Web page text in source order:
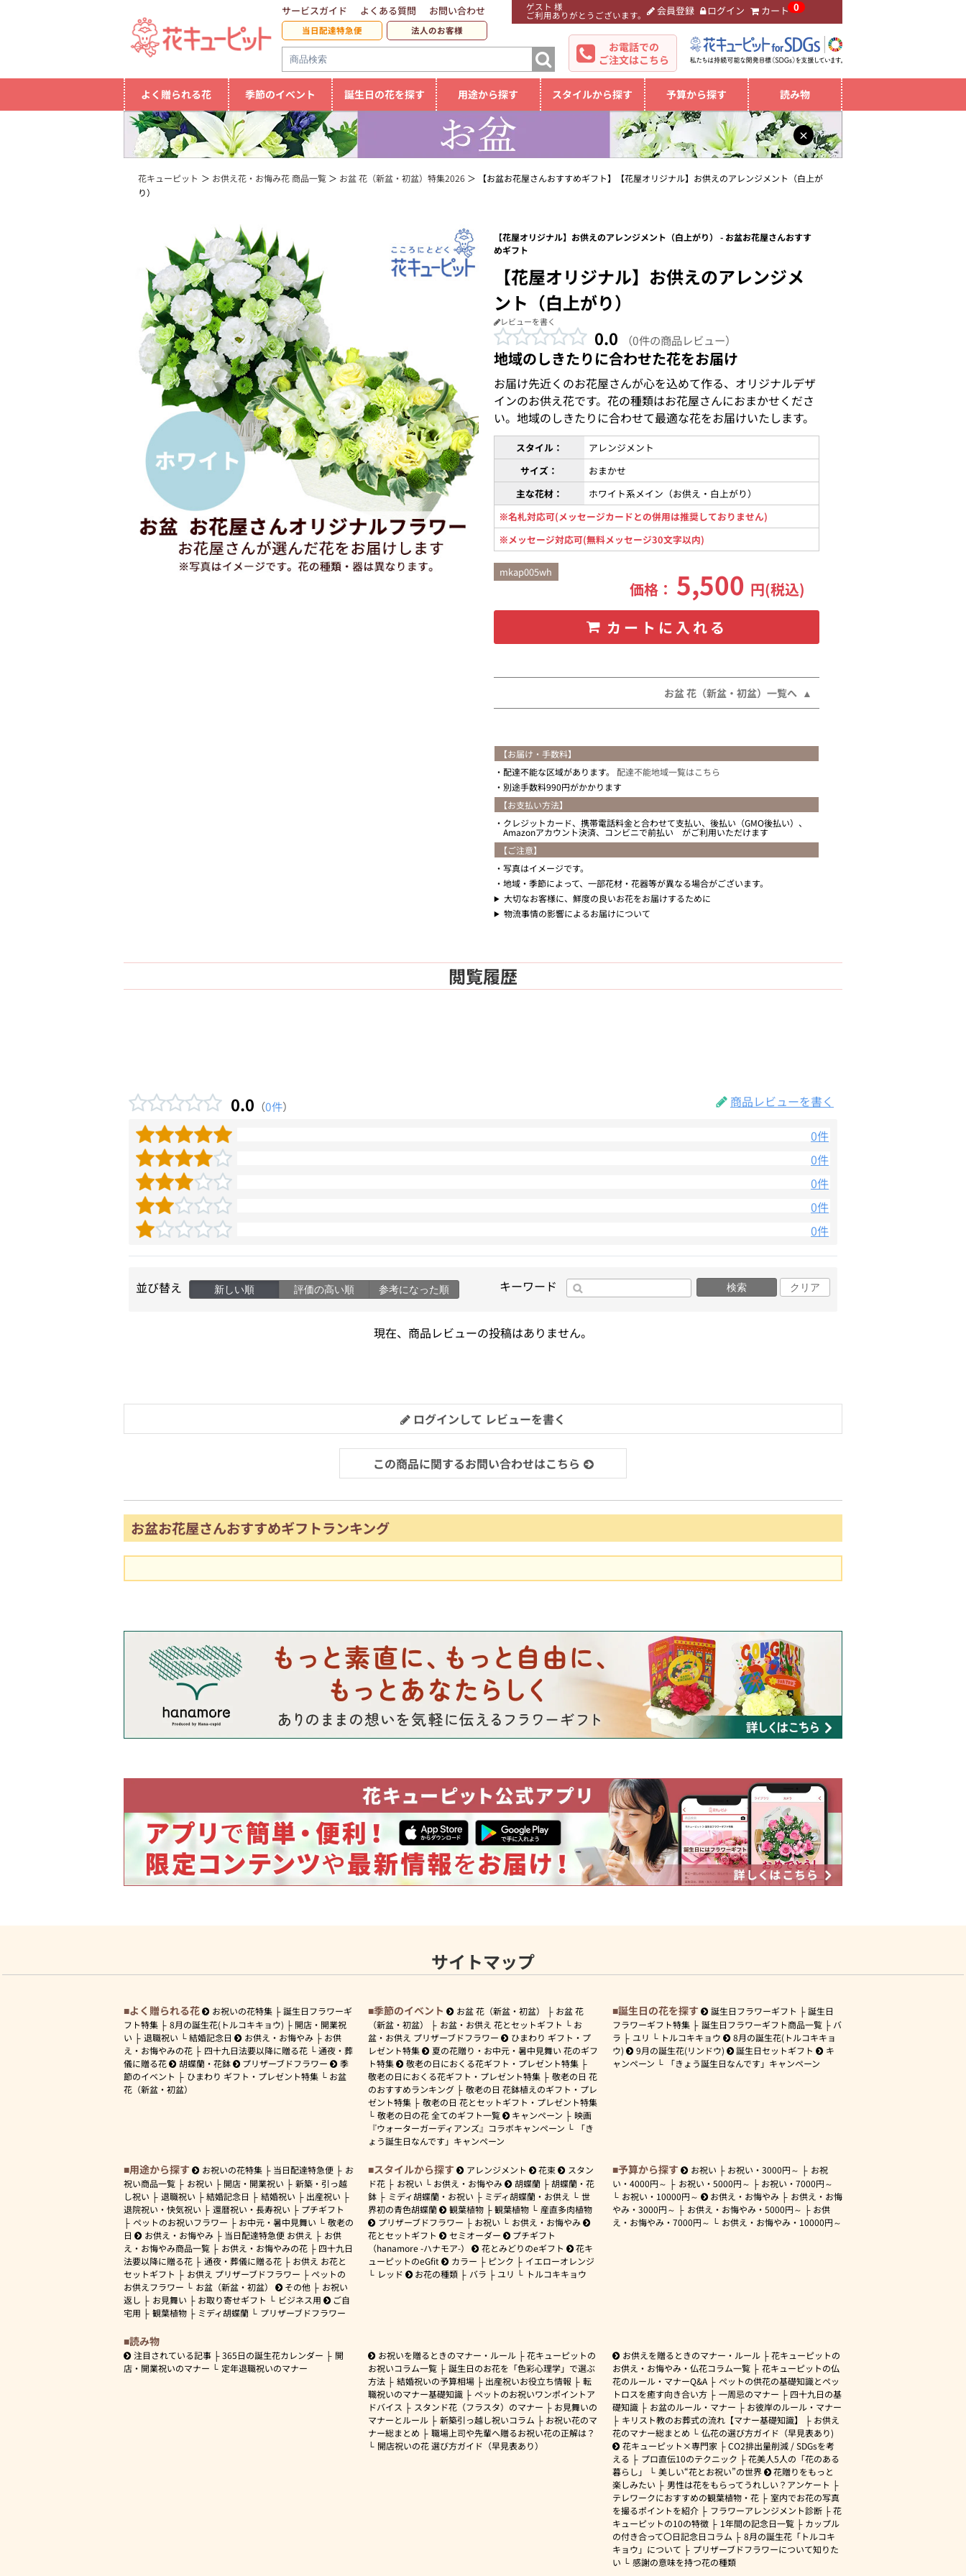
ゲスト 様
ご利用ありがとうございます。 会員登録 ログイン カート 0
サービスガイド よくある質問 お問い合わせ
当日配達特急便 法人のお客様
お電話での
ご注文はこちら
よく贈られる花 季節のイベント 誕生日の花を探す 用途から探す スタイルから探す 予算から探す 読み物
×
花キューピット お供え花・お悔み花 商品一覧 お盆 花（新盆・初盆）特集2026
【お盆お花屋さんおすすめギフト】【花屋オリジナル】お供えのアレンジメント（白上が
り）
【花屋オリジナル】お供えのアレンジメント（白上がり） - お盆お花屋さんおすす
めギフト
【花屋オリジナル】お供えのアレンジメ
ント（白上がり）
レビューを書く
0.0 （0件の商品レビュー）
地域のしきたりに合わせた花をお届け
お届け先近くのお花屋さんが心を込めて作る、オリジナルデザ
インのお供え花です。花の種類はお花屋さんにおまかせくださ
い。地域のしきたりに合わせて最適な花をお届けいたします。
スタイル：
アレンジメント
サイズ：
おまかせ
主な花材：
ホワイト系メイン（お供え・白上がり）
※名札対応可(メッセージカードとの併用は推奨しておりません)
※メッセージ対応可(無料メッセージ30文字以内)
mkap005wh
価格： 5,500 円(税込)
カートに入れる
お盆 花（新盆・初盆）一覧へ
【お届け・手数料】
配達不能な区域があります。 配達不能地域一覧はこちら
別途手数料990円がかかります
【お支払い方法】
クレジットカード、携帯電話料金と合わせて支払い、後払い（GMO後払い）、
Amazonアカウント決済、コンビニで前払い がご利用いただけます
【ご注意】
写真はイメージです。
地域・季節によって、一部花材・花器等が異なる場合がございます。
大切なお客様に、鮮度の良いお花をお届けするために
物流事情の影響によるお届けについて
閲覧履歴
0.0 （0件）
商品レビューを書く
0件
0件
0件
0件
0件
並び替え 新しい順 評価の高い順 参考になった順 キーワード 検索 クリア
現在、商品レビューの投稿はありません。
ログインして レビューを書く
この商品に関するお問い合わせはこちら
お盆お花屋さんおすすめギフトランキング
サイトマップ
よく贈られる花 お祝いの花特集
誕生日フラワーギ
フト特集
8月の誕生花(トルコキキョウ)
開店・開業祝
い
退職祝い 結婚記念日 お供え・お悔やみ
お供
え・お悔やみの花
四十九日法要以降に贈る花
通夜・葬
儀に贈る花
胡蝶蘭・花鉢 プリザーブドフラワー
季
節のイベント
ひまわり ギフト・プレゼント特集
お盆
花（新盆・初盆）
季節のイベント お盆 花（新盆・初盆）
お盆 花
（新盆・初盆）
お盆・お供え 花とセットギフト
お
盆・お供え プリザーブドフラワー
ひまわり ギフト・プ
レゼント特集
夏の花贈り・お中元・暑中見舞い 花のギフ
ト特集
敬老の日におくる花ギフト・プレゼント特集
敬老の日におくる花ギフト・プレゼント特集
敬老の日 花
のおすすめランキング
敬老の日 花鉢植えのギフト・プレ
ゼント特集
敬老の日 花とセットギフト・プレゼント特集
敬老の日の花 全てのギフト一覧
キャンペーン
映画
『ウォーターガーディアンズ』コラボキャンペーン
「き
ょう誕生日なんです」キャンペーン
誕生日の花を探す 誕生日フラワーギフト
誕生日
フラワーギフト特集
誕生日フラワーギフト商品一覧
バ
ラ
ユリ トルコキキョウ
8月の誕生花(トルコキキョ
ウ)
9月の誕生花(リンドウ) 誕生日セットギフト
キ
ャンペーン
「きょう誕生日なんです」キャンペーン
用途から探す お祝いの花特集 当日配達特急便
お
祝い商品一覧
お祝い 開店・開業祝い
新築・引っ越
し祝い
退職祝い 結婚記念日 結婚祝い
出産祝い
退院祝い・快気祝い
還暦祝い・長寿祝い
プチギフト
ペットのお祝いフラワー
お中元・暑中見舞い
敬老の
日
お供え・お悔やみ 当日配達特急便 お供え
お供
え・お悔やみ商品一覧
お供え・お悔やみの花
四十九日
法要以降に贈る花
通夜・葬儀に贈る花
お供え お花と
セットギフト
お供え プリザーブドフラワー
ペットの
お供えフラワー
お盆（新盆・初盆） その他
お祝い
返し
お見舞い お取り寄せギフト ビジネス用
ご自
宅用
観葉植物 ミディ胡蝶蘭 プリザーブドフラワー
スタイルから探す アレンジメント 花束
スタン
ド花
お祝い お供え・お悔やみ 胡蝶蘭
胡蝶蘭・花
鉢
ミディ胡蝶蘭・お祝い ミディ胡蝶蘭・お供え
世
界初の青色胡蝶蘭
観葉植物 観葉植物
産直多肉植物
プリザーブドフラワー
お祝い
お供え・お悔やみ
花とセットギフト
セミオーダー
プチギフト
（hanamore -ハナモア-）
花とみどりのeギフト
花キ
ューピットのeGfit
カラー ピンク
イエローオレンジ
レッド
お花の種類 バラ ユリ トルコキキョウ
予算から探す お祝い お祝い・3000円～
お祝
い・ 4000円～ お祝い・ 5000円～ お祝い・7000円～
お祝い・ 10000円～ お供え・お悔やみ
お供え・お悔
やみ・ 3000円～ お供え・お悔やみ・ 5000円～
お供
え・お悔やみ・ 7000円～ お供え・お悔やみ・ 10000円～
読み物
注目されている記事 365日の誕生花カレンダー
開
店・開業祝いのマナー
定年退職祝いのマナー
お祝いを贈るときのマナー・ルール
花キューピットの
お祝いコラム一覧
誕生日のお花を「色彩心理学」で選ぶ
方法
結婚祝いの予算相場 出産祝いお役立ち情報
転
職祝いのマナー基礎知識
ペットのお祝いワンポイントア
ドバイス
スタンド花（フラスタ）のマナー
お見舞いの
マナーとルール
新築引っ越し祝いコラム
お祝い花のマ
ナー総まとめ
職場上司や先輩へ贈るお祝い花の正解は？
開店祝いの花 選び方ガイド（早見表あり）
お供えを贈るときのマナー・ルール
花キューピットの
お供え・お悔やみ・仏花コラム一覧
花キューピットの仏
花のルール・マナーQ&A
ペットの供花の基礎知識とペッ
トロスを癒す向き合い方
一周忌のマナー
四十九日の基
礎知識
お盆のルール・マナー
お彼岸のルール・マナー
キリスト教のお葬式の流れ【マナー基礎知識】
お供え
花のマナー総まとめ
仏花の選び方ガイド（早見表あり)
花キューピット×専門家
CO2排出量削減 / SDGsを考
える
プロ直伝10のテクニック
花美人5人の「花のある
暮らし」
美しい“花とお祝い”の世界
花贈りをもっと
楽しみたい
男性は花をもらってうれしい？アンケート
テレワークにおすすめの観葉植物・花
室内でお花の写真
を撮るポイントを紹介
フラワーアレンジメント診断
花
キューピットの10の特徴
1年間の記念日一覧
カップル
の付き合って〇日記念日コラム
8月の誕生花「トルコキ
キョウ」について
プリザーブドフラワーについて知りた
い
感謝の意味を持つ花の種類